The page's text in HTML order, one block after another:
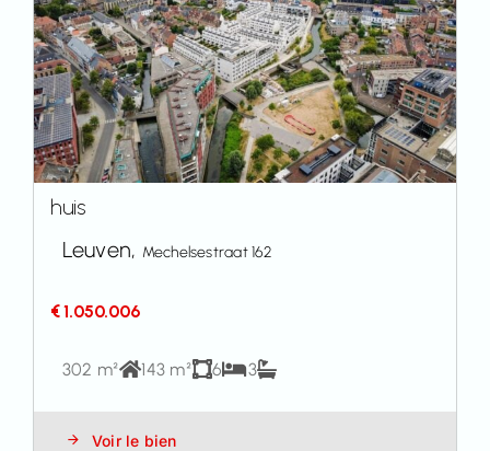
huis
Leuven, Mechelsestraat 162
€ 1.050.006
302 m² 143 m² 6 3
Voir le bien